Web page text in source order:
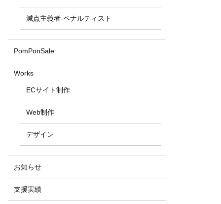
減点主義者-ペナルティスト
PomPonSale
Works
ECサイト制作
Web制作
デザイン
お知らせ
支援実績